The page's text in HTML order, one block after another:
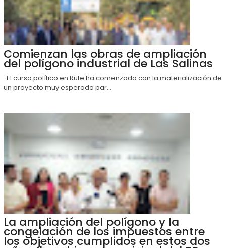
Comienzan las obras de ampliación
del polígono industrial de Las Salinas
El curso político en Rute ha comenzado con la materialización de
un proyecto muy esperado par...
La ampliación del polígono y la
congelación de los impuestos entre
los objetivos cumplidos en estos dos